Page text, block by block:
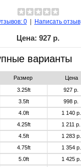
0| Написать отзыв
Цена: 927 р.
варианты
Размер Цена
3.25ft 927 р.
3.5ft 998 р.
4.0ft 1 140 р.
4.25ft 1 211 р.
4.5ft 1 283 р.
4.75ft 1 354 р.
5.0ft 1 425 р.